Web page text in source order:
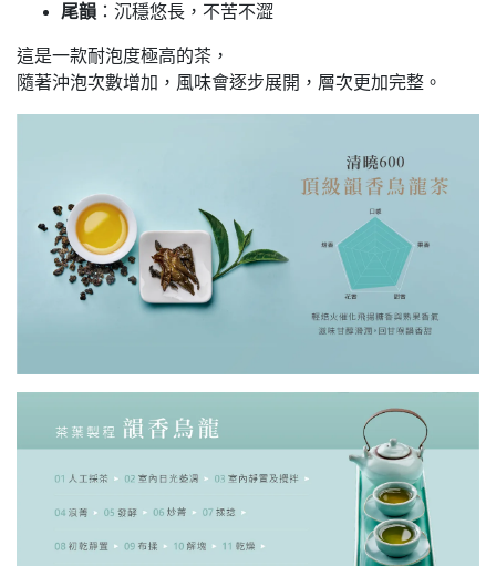
尾韻 ：沉穩悠長，不苦不澀
這是一款耐泡度極高的茶，
隨著沖泡次數增加，風味會逐步展開，層次更加完整。